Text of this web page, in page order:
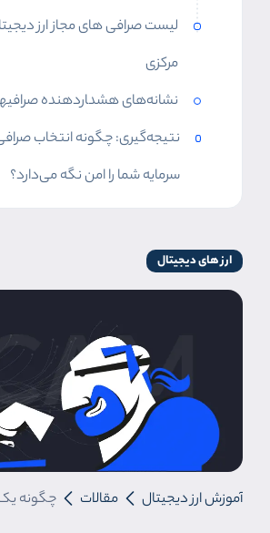
لیست صرافی های مجاز ارز
مرکزی
نشانه‌های هشد‍اردهنده
نتیجه‌گیری: چگونه انتخاب
سرمایه شما را امن نگه می‌دارد؟
ارز های دیجیتال
آموزش ارز دیجیتال مقالات